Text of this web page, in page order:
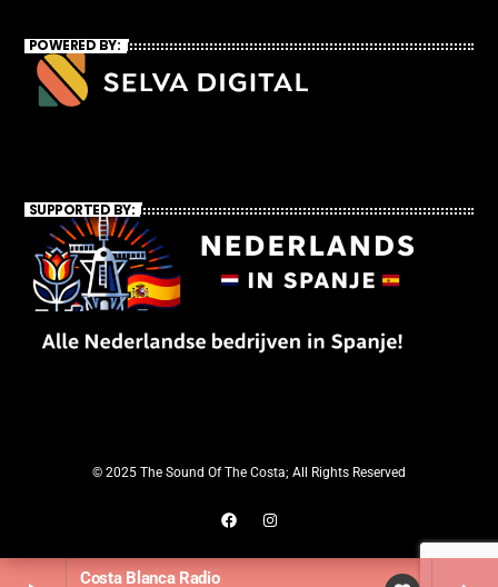
Costa Blanca Radio
POWERED BY:
SUPPORTED BY:
© 2025 The Sound Of The Costa; All Rights Reserved